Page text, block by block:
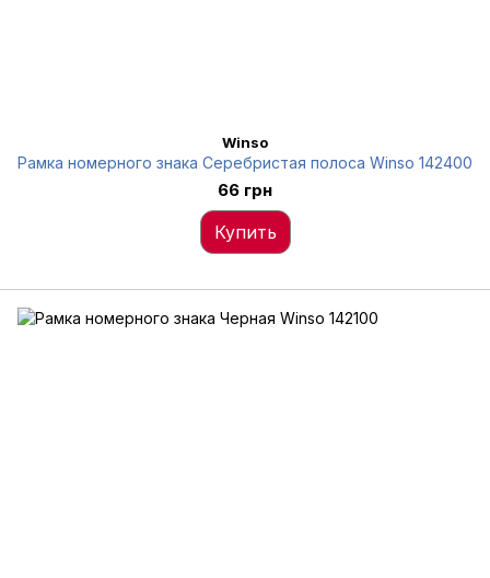
Winso
Рамка номерного знака Серебристая полоса Winso 142400
66 грн
Купить